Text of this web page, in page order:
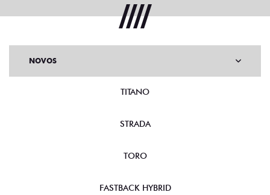
NOVOS
TITANO
STRADA
TORO
FASTBACK HYBRID